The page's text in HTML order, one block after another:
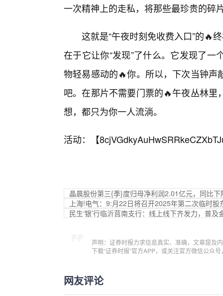
一次精神上的走私，将那些最珍贵的碎
这就是“午夜时刻免收费入口”的🔥
在于它让你“发现”了什么。它发现了
物轻易感动的🔥你。所以，下次当钟
吧。在那片不需要门票的🔥午夜丛林
想，都只为你一人流淌。
活动：【
晶晨股份第三{季}度归母净利润2.01亿元，同比下
上海!电气：9:月22日将召开2025年第二次临时股
民生‘银’行临沂莒南支行：线上线下齐发力，普及
声明：证券时报力求信息真实、准确，文章提及
下载“证券时报”官方APP，或关注官方微信公众
网友评论